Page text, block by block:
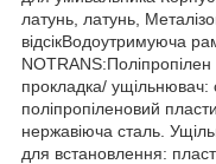
латунь, латунь,
відсікВодоутримуюча
прокладка/ ущільнювач:
поліпропіленовий
нержавіюча сталь.
для встановлення: